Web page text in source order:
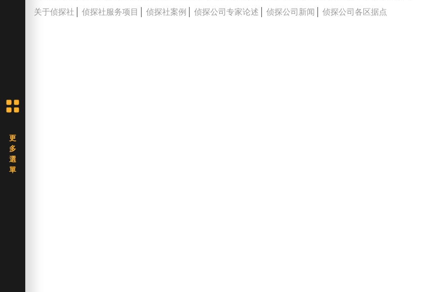
关于侦探社 │侦探社服务项目 │侦探社案例 │侦探公司专家论述 │侦探公司新闻 │侦探公司各区据点